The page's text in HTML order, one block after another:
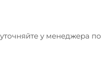
у менеджера по